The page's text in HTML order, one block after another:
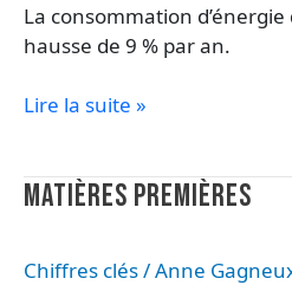
La consommation
hausse de 9 % par an.
Lire la suite »
MATIÈRES PREMIÈRES
Chiffres clés/Anne
Matières